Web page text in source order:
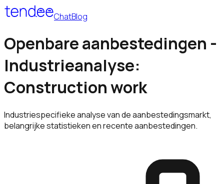
ChatBlog
Openbare aanbestedingen -
Industrieanalyse:
Construction work
Industriespecifieke analyse van de aanbestedingsmarkt,
belangrijke statistieken en recente aanbestedingen.